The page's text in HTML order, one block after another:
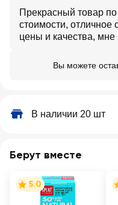
Прекрасный товар по
стоимости, отличное
цены и качества,
Вы можете
В наличии 20 шт
Берут вместе
5.0